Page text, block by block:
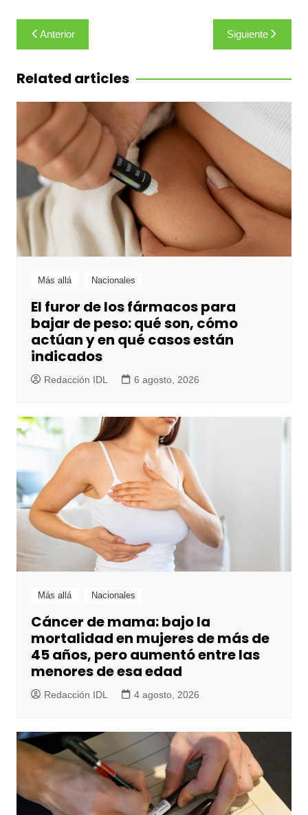
Navegación
de
entradas
Anterior Siguiente
Related articles
Más allá Nacionales
El furor de los fármacos para
bajar de peso: qué son, cómo
actúan y en qué casos están
indicados
Redacción IDL 6 agosto, 2026
Más allá Nacionales
Cáncer de mama: bajo la
mortalidad en mujeres de más de
45 años, pero aumentó entre las
menores de esa edad
Redacción IDL 4 agosto, 2026